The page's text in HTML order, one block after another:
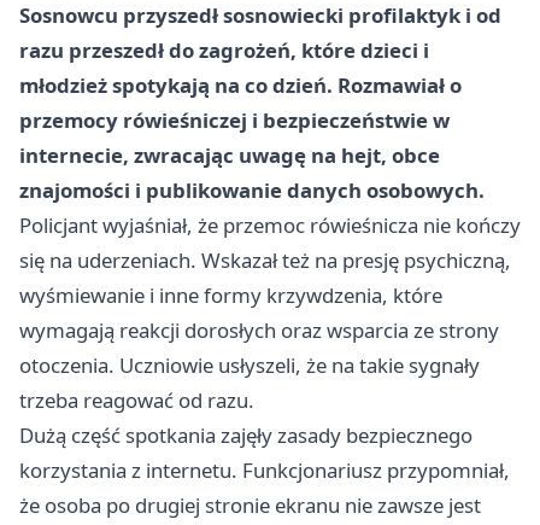
Sosnowcu przyszedł sosnowiecki profilaktyk i od
razu przeszedł do zagrożeń, które dzieci i
młodzież spotykają na co dzień. Rozmawiał o
przemocy rówieśniczej i bezpieczeństwie w
internecie, zwracając uwagę na hejt, obce
znajomości i publikowanie danych osobowych.
Policjant wyjaśniał, że przemoc rówieśnicza nie kończy
się na uderzeniach. Wskazał też na presję psychiczną,
wyśmiewanie i inne formy krzywdzenia, które
wymagają reakcji dorosłych oraz wsparcia ze strony
otoczenia. Uczniowie usłyszeli, że na takie sygnały
trzeba reagować od razu.
Dużą część spotkania zajęły zasady bezpiecznego
korzystania z internetu. Funkcjonariusz przypomniał,
że osoba po drugiej stronie ekranu nie zawsze jest